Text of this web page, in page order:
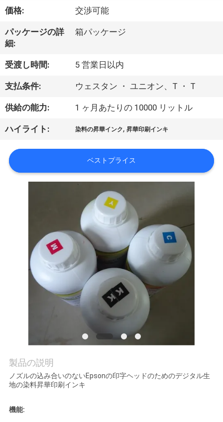
企
業
会
社
案
内
合
わ
価格: 交渉可能
パッケージの詳
細:
箱パッケージ
受渡し時間: 5 営業日以内
支払条件: ウェスタン ・ ユニオン、T ・ T
供給の能力: 1 ヶ月あたりの 10000 リットル
ハイライト: 染料の昇華インク,昇華印刷インキ
ベストプライス
製品の説明
ノズルの込み合いのないEpsonの印字ヘッドのためのデジタル生
地の染料昇華印刷インキ
機能: